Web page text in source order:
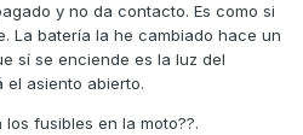
y no da contacto. Es como si
La batería la he cambiado hace un
sí se enciende es la luz del
el asiento abierto.
fusibles en la moto??.